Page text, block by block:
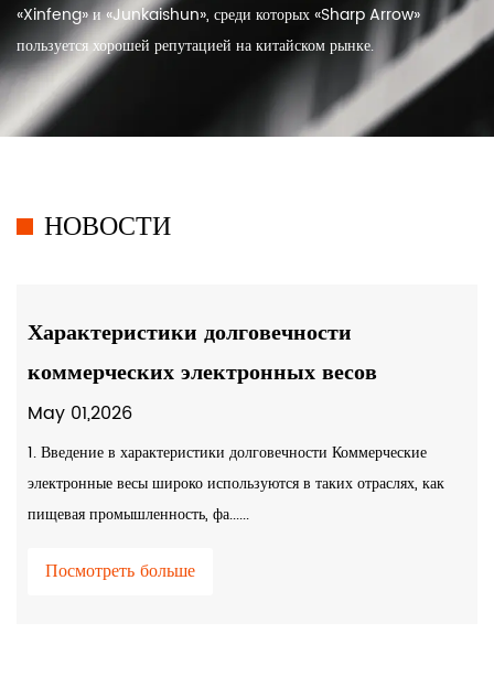
«Xinfeng» и «Junkaishun», среди которых «Sharp Arrow»
пользуется хорошей репутацией на китайском рынке.
НОВОСТИ
Характеристики долговечности
коммерческих электронных весов
May 01,2026
1. Введение в характеристики долговечности Коммерческие
электронные весы широко используются в таких отраслях, как
пищевая промышленность, фа......
Посмотреть больше